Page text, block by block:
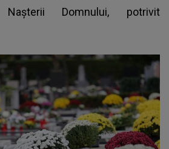
Domnului, potrivit